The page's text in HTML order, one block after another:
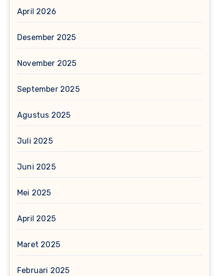
April 2026
Desember 2025
November 2025
September 2025
Agustus 2025
Juli 2025
Juni 2025
Mei 2025
April 2025
Maret 2025
Februari 2025